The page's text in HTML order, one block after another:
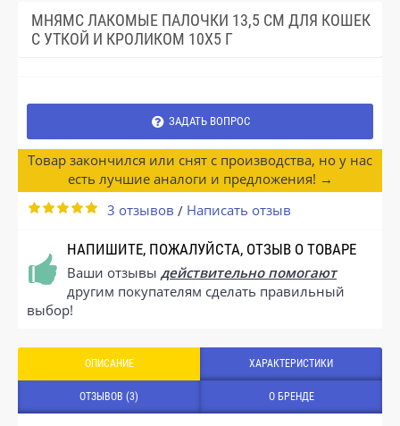
МНЯМС ЛАКОМЫЕ ПАЛОЧКИ 13,5 СМ ДЛЯ КОШЕК
С УТКОЙ И КРОЛИКОМ 10Х5 Г
ЗАДАТЬ ВОПРОС
Товар закончился или снят с производства, но у нас
есть лучшие аналоги и предложения! →
3 отзывов / Написать отзыв
НАПИШИТЕ, ПОЖАЛУЙСТА, ОТЗЫВ О ТОВАРЕ
Ваши отзывы действительно помогают
другим покупателям сделать правильный
выбор!
ОПИСАНИЕ ХАРАКТЕРИСТИКИ
ОТЗЫВОВ (3) О БРЕНДЕ